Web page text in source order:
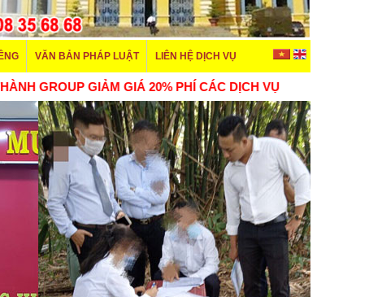
VĂN BẢN PHÁP LUẬT LIÊN HỆ DỊCH VỤ
GROUP GIẢM GIÁ 20% PHÍ CÁC DỊCH VỤ